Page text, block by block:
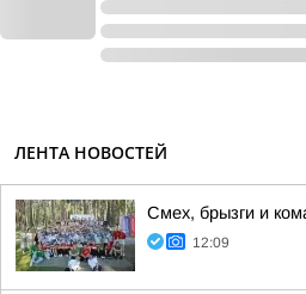
ЛЕНТА НОВОСТЕЙ
Смех, брызги и
12:09